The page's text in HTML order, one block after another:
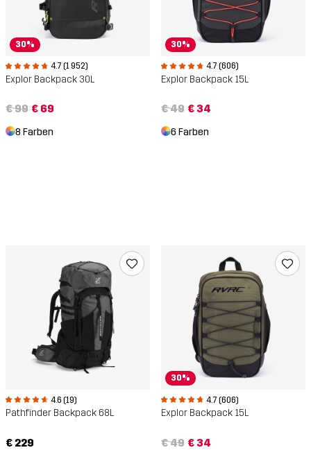
30%
4.7 (1 952)
Explor Backpack 30L
€ 99 € 69
8 Farben
30%
4.7 (606)
Explor Backpack 15L
€ 49 € 34
6 Farben
4.6 (19)
Pathfinder Backpack 68L
€ 229
30%
4.7 (606)
Explor Backpack 15L
€ 49 € 34